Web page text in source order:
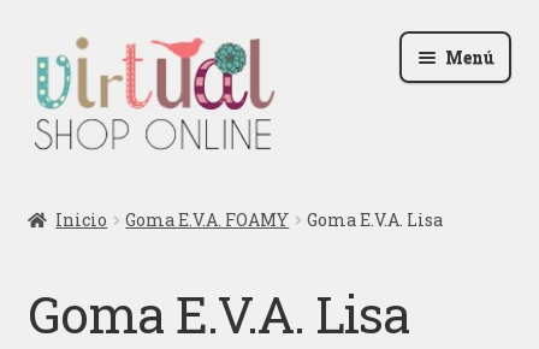
la
navegación
al
contenido
Menú
Contactar
Inicio Goma E.V.A. FOAMY Goma E.V.A. Lisa
Goma E.V.A. Lisa